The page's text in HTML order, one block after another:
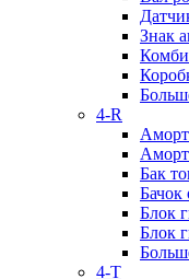
Знак
4-R
Бак
Бачок
Блок
Блок
4-T